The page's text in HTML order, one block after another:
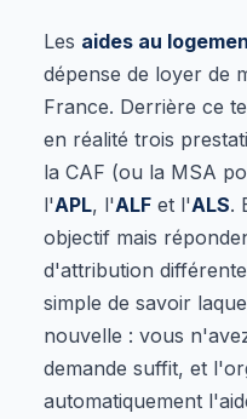
Les aides au
dépense de loyer de
France. Derrière ce
en réalité trois
la CAF (ou la MSA
l'APL, l'ALF et l'ALS.
objectif mais
d'attribution
simple de savoir
nouvelle : vous
demande suffit, et
automatiquement